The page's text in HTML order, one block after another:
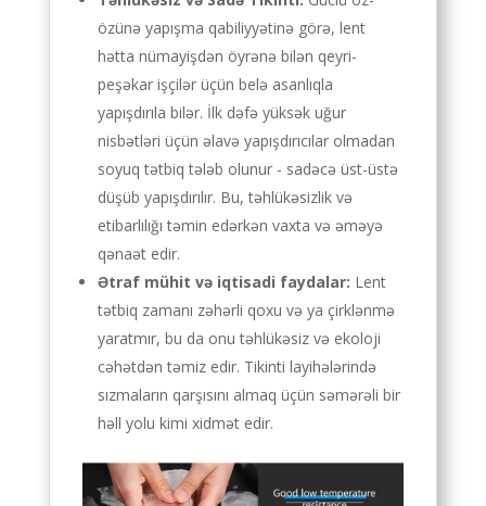
özünə yapışma qabiliyyətinə görə, lent
hətta nümayişdən öyrənə bilən qeyri-
peşəkar işçilər üçün belə asanlıqla
yapışdırıla bilər. İlk dəfə yüksək uğur
nisbətləri üçün əlavə yapışdırıcılar olmadan
soyuq tətbiq tələb olunur - sadəcə üst-üstə
düşüb yapışdırılır. Bu, təhlükəsizlik və
etibarlılığı təmin edərkən vaxta və əməyə
qənaət edir.
Ətraf mühit və iqtisadi faydalar: Lent
tətbiq zamanı zəhərli qoxu və ya çirklənmə
yaratmır, bu da onu təhlükəsiz və ekoloji
cəhətdən təmiz edir. Tikinti layihələrində
sızmaların qarşısını almaq üçün səmərəli bir
həll yolu kimi xidmət edir.